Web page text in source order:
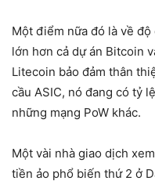
Một điểm nữa đó là về
lớn hơn cả dự án Bitcoin
Litecoin bảo đảm thân
cầu ASIC, nó đang có tỷ
những mạng PoW khác.
Một vài nhà giao dịch
tiền ảo phổ biến thứ 2 ở